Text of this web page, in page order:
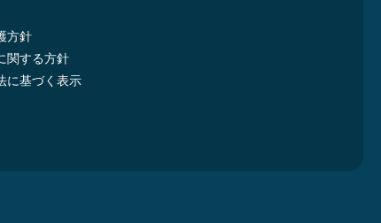
方針
関する方針
に基づく表示